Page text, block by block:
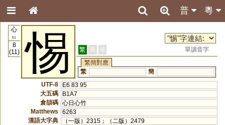
粵
普
心
61
8
(11)
惕 繁 簡 港
單讀音字
繁簡對應
繁
簡
UTF-8
E6 83 95
大五碼
B1A7
倉頡碼 心日心竹
Matthews
6263
漢語大字典
（一版）2315；（二版）2479